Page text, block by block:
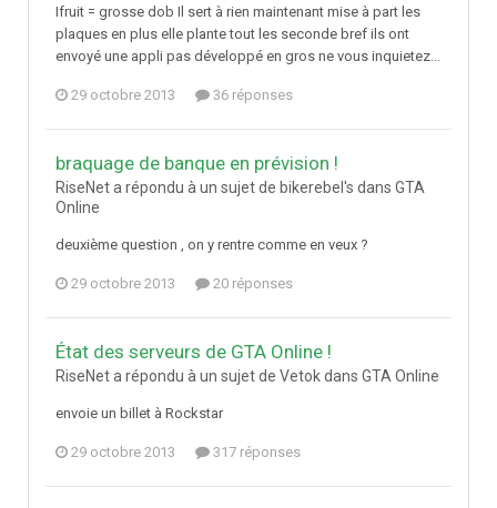
Ifruit = grosse dob Il sert à rien maintenant mise à part les
plaques en plus elle plante tout les seconde bref ils ont
envoyé une appli pas développé en gros ne vous inquietez...
29 octobre 2013 36 réponses
braquage de banque en prévision !
RiseNet a répondu à un sujet de bikerebel's dans GTA
Online
deuxième question , on y rentre comme en veux ?
29 octobre 2013 20 réponses
État des serveurs de GTA Online !
RiseNet a répondu à un sujet de Vetok dans GTA Online
envoie un billet à Rockstar
29 octobre 2013 317 réponses